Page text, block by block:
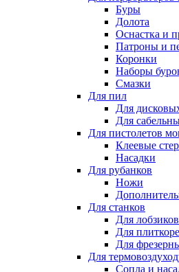
Буры
Долота
Оснастка и
Патроны и
Коронки
Наборы
Смазки
Для пил
Для
Для
Для пистолетов
Клеевые
Насадки
Для рубанков
Ножи
Для станков
Для
Для
Для
Для
Сопла и